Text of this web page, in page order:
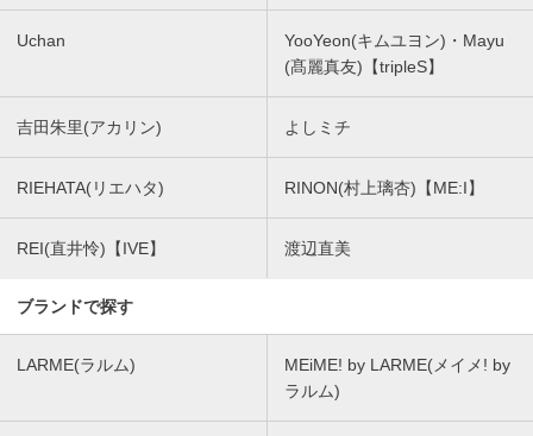
Uchan
YooYeon(キムユヨン)・Mayu
(髙麗真友)【tripleS】
吉田朱里(アカリン) よしミチ
RIEHATA(リエハタ) RINON(村上璃杏)【ME:I】
REI(直井怜)【IVE】 渡辺直美
ブランドで探す
LARME(ラルム)
MEiME! by LARME(メイメ! by
ラルム)